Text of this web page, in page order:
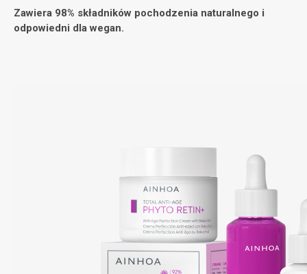
Zawiera 98% składników pochodzenia naturalnego i
odpowiedni dla wegan.